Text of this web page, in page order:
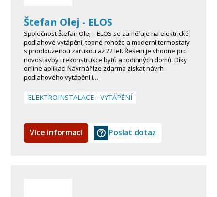
Štefan Olej - ELOS
Společnost Štefan Olej – ELOS se zaměřuje na elektrické
podlahové vytápění, topné rohože a moderní termostaty
s prodlouženou zárukou až 22 let. Řešení je vhodné pro
novostavby i rekonstrukce bytů a rodinných domů. Díky
online aplikaci Návrhář lze zdarma získat návrh
podlahového vytápění i…
ELEKTROINSTALACE - VYTÁPĚNÍ
Více informací Poslat dotaz